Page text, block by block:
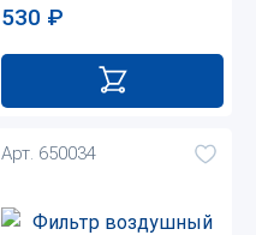
530 ₽
Арт. 650034